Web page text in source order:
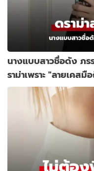
นางแบบสาวชื่อดัง ภร
ราม่าเพราะ "ลายเคสมื